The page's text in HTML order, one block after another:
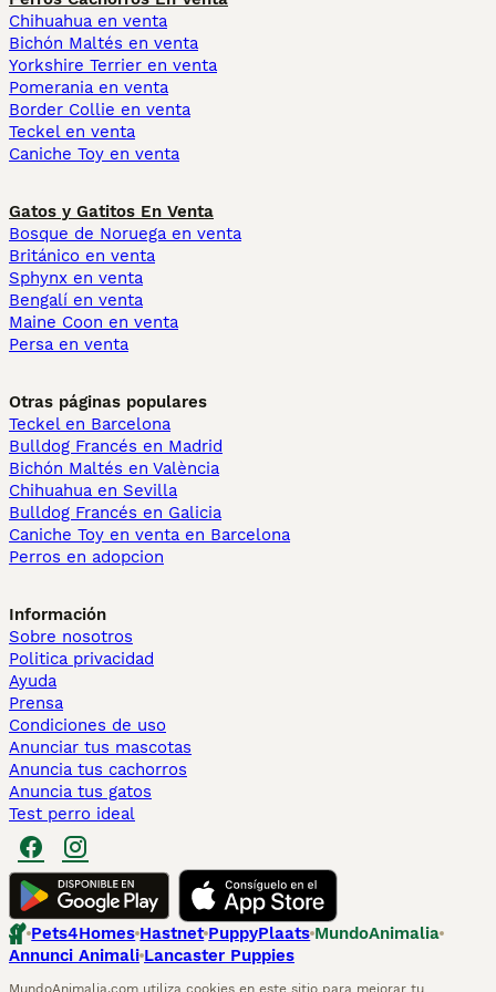
Chihuahua en venta
Bichón Maltés en venta
Yorkshire Terrier en venta
Pomerania en venta
Border Collie en venta
Teckel en venta
Caniche Toy en venta
Gatos y Gatitos En Venta
Bosque de Noruega en venta
Británico en venta
Sphynx en venta
Bengalí en venta
Maine Coon en venta
Persa en venta
Otras páginas populares
Teckel en Barcelona
Bulldog Francés en Madrid
Bichón Maltés en València
Chihuahua en Sevilla
Bulldog Francés en Galicia
Caniche Toy en venta en Barcelona
Perros en adopcion
Información
Sobre nosotros
Politica privacidad
Ayuda
Prensa
Condiciones de uso
Anunciar tus mascotas
Anuncia tus cachorros
Anuncia tus gatos
Test perro ideal
Pets4Homes Hastnet PuppyPlaats MundoAnimalia
Annunci Animali Lancaster Puppies